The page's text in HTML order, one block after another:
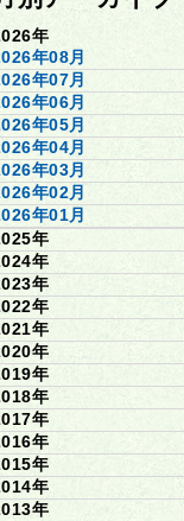
年
年08月
年07月
年06月
年05月
年04月
年03月
年02月
年01月
年
年
年
年
年
年
年
年
年
年
年
年
年